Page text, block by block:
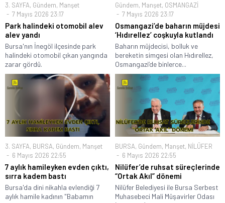
3. SAYFA, Gündem, Manşet
7 Mayıs 2026 23:17
Park halindeki otomobil alev
alev yandı
Bursa'nın İnegöl ilçesinde park
halindeki otomobil çıkan yangında
zarar gördü.
Gündem, Manşet, OSMANGAZİ
7 Mayıs 2026 23:17
Osmangazi’de baharın müjdesi
‘Hıdırellez’ coşkuyla kutlandı
Baharın müjdecisi, bolluk ve
bereketin simgesi olan Hıdırellez,
Osmangazi’de binlerce...
3. SAYFA, BURSA, Gündem, Manşet
6 Mayıs 2026 22:55
7 aylık hamileyken evden çıktı,
sırra kadem bastı
Bursa'da dini nikahla evlendiği 7
aylık hamile kadının "Babamın
BURSA, Gündem, Manşet, NİLÜFER
6 Mayıs 2026 22:55
Nilüfer’de ruhsat süreçlerinde
“Ortak Akıl” dönemi
Nilüfer Belediyesi ile Bursa Serbest
Muhasebeci Mali Müşavirler Odası